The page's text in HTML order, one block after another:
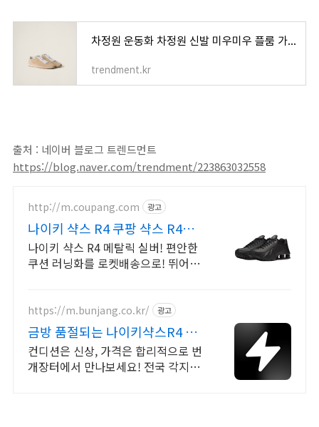
차정원 운동화 차정원 신발 미우미우 플룸 가격 컬러 색상 사이즈까지
trendment.kr
출처 : 네이버 블로그 트렌드먼트
https://blog.naver.com/trendment/223863032558
http://m.coupang.com 광고
나이키 샥스 R4 쿠팡 샥스 R4의
귀환!
나이키 샥스 R4 메탈릭 실버! 편안한
쿠션 러닝화를 로켓배송으로! 뛰어난
https://m.bunjang.co.kr/ 광고
금방 품절되는 나이키샥스R4 국
내 최대 브랜드 중고거래
컨디션은 신상, 가격은 합리적으로 번
개장터에서 만나보세요! 전국 각지에